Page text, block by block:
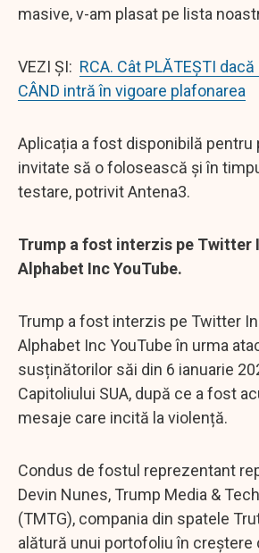
masive, v-am plasat pe lista
VEZI ȘI: RCA. Cât PLĂTEȘTI dacă
CÂND intră în vigoare plafonarea
Aplicația a fost disponibilă pentru
invitate să o folosească și în
testare, potrivit Antena3.
Trump a fost interzis pe Twitter
Alphabet Inc YouTube.
Trump a fost interzis pe Twitter
Alphabet Inc YouTube în urma
susținătorilor săi din 6 ianuarie
Capitoliului SUA, după ce a fost
mesaje care incită la violență.
Condus de fostul reprezentant
Devin Nunes, Trump Media &
(TMTG), compania din spatele
alătură unui portofoliu în creștere